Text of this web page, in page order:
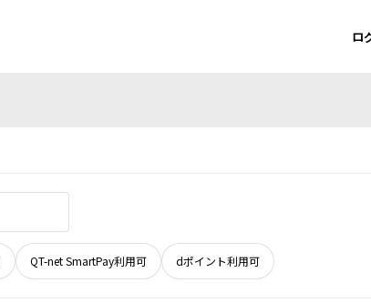
ロ
QT-net SmartPay利用可 dポイント利用可